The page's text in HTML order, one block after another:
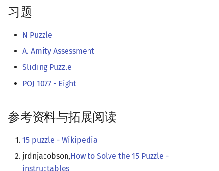
习题
N Puzzle
A. Amity Assessment
Sliding Puzzle
POJ 1077 - Eight
参考资料与拓展阅读
15 puzzle - Wikipedia
jrdnjacobson,How to Solve the 15 Puzzle -
instructables